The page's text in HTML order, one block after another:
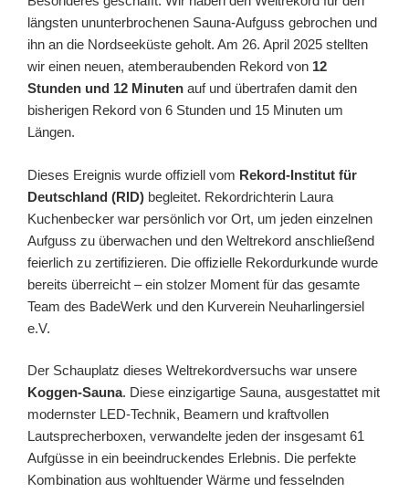
längsten ununterbrochenen Sauna-Aufguss gebrochen und
ihn an die Nordseeküste geholt. Am 26. April 2025 stellten
wir einen neuen, atemberaubenden Rekord von 12
Stunden und 12 Minuten auf und übertrafen damit den
bisherigen Rekord von 6 Stunden und 15 Minuten um
Längen.
Dieses Ereignis wurde offiziell vom Rekord-Institut für
Deutschland (RID) begleitet. Rekordrichterin Laura
Kuchenbecker war persönlich vor Ort, um jeden einzelnen
Aufguss zu überwachen und den Weltrekord anschließend
feierlich zu zertifizieren. Die offizielle Rekordurkunde wurde
bereits überreicht – ein stolzer Moment für das gesamte
Team des BadeWerk und den Kurverein Neuharlingersiel
e.V.
Der Schauplatz dieses Weltrekordversuchs war unsere
Koggen-Sauna. Diese einzigartige Sauna, ausgestattet mit
modernster LED-Technik, Beamern und kraftvollen
Lautsprecherboxen, verwandelte jeden der insgesamt 61
Aufgüsse in ein beeindruckendes Erlebnis. Die perfekte
Kombination aus wohltuender Wärme und fesselnden